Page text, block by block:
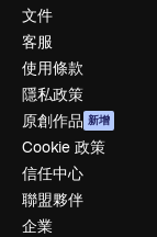
文件
客服
使用條款
隱私政策
原創作品 新增
Cookie 政策
信任中心
聯盟夥伴
企業